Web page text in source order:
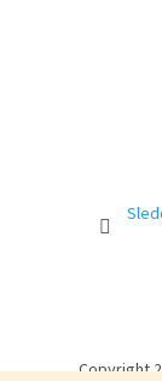
Copyright